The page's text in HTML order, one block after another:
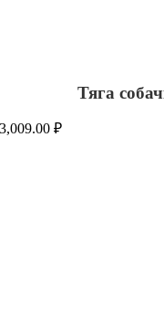
Тяга
3,009.00₽